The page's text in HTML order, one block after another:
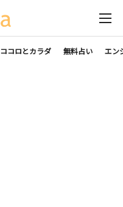
ココロとカラダ 無料占い エン